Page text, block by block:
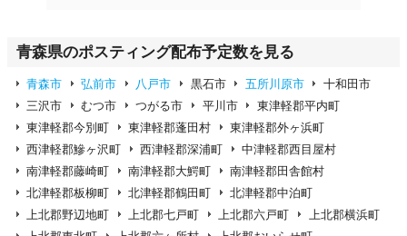
青森県のポスティング配布予定数を見る
青森市 弘前市 八戸市 黒石市 五所川原市
十和田市
三沢市
むつ市 つがる市 平川市
東津軽郡平内町
東津軽郡今別町
東津軽郡蓬田村
東津軽郡外ヶ浜町
西津軽郡鰺ヶ沢町
西津軽郡深浦町
中津軽郡西目屋村
南津軽郡藤崎町
南津軽郡大鰐町
南津軽郡田舎館村
北津軽郡板柳町
北津軽郡鶴田町
北津軽郡中泊町
上北郡野辺地町
上北郡七戸町 上北郡六戸町
上北郡横浜町